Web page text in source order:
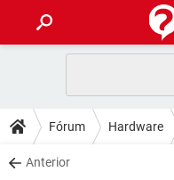
CELULAR
OUTLOOK
DICAS
JOGOS
DOWNLOADS
Fórum Hardware
Anterior